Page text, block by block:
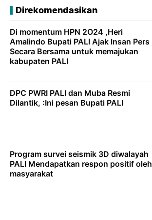
Direkomendasikan
Di momentum HPN 2O24 ,Heri
Amalindo Bupati PALI Ajak Insan Pers
Secara Bersama untuk memajukan
kabupaten PALI
DPC PWRI PALI dan Muba Resmi
Dilantik, :Ini pesan Bupati PALI
Program survei seismik 3D diwalayah
PALI Mendapatkan respon positif oleh
masyarakat